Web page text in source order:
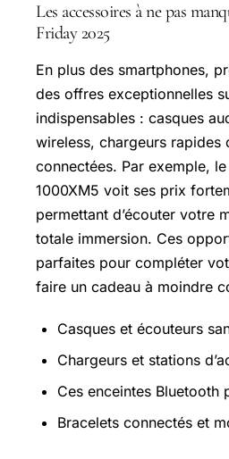
Les accessoires à ne pas
Friday 2025
En plus des smartphones,
des offres exceptionnelles
indispensables : casques
wireless, chargeurs rapides
connectées. Par exemple,
1000XM5 voit ses prix
permettant d’écouter votre
totale immersion. Ces
parfaites pour compléter
faire un cadeau à moindre
Casques et écouteurs
Chargeurs et stations
Ces enceintes Bluetooth
Bracelets connectés et